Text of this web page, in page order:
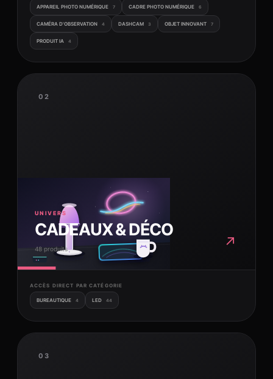
APPAREIL PHOTO NUMÉRIQUE 7 CADRE PHOTO NUMÉRIQUE 6
CAMÉRA D'OBSERVATION 4 DASHCAM 3 OBJET INNOVANT 7
PRODUIT IA 4
02
UNIVERS
CADEAUX & DÉCO
48 produits ↗
ACCÈS DIRECT PAR CATÉGORIE
BUREAUTIQUE 4 LED 44
03